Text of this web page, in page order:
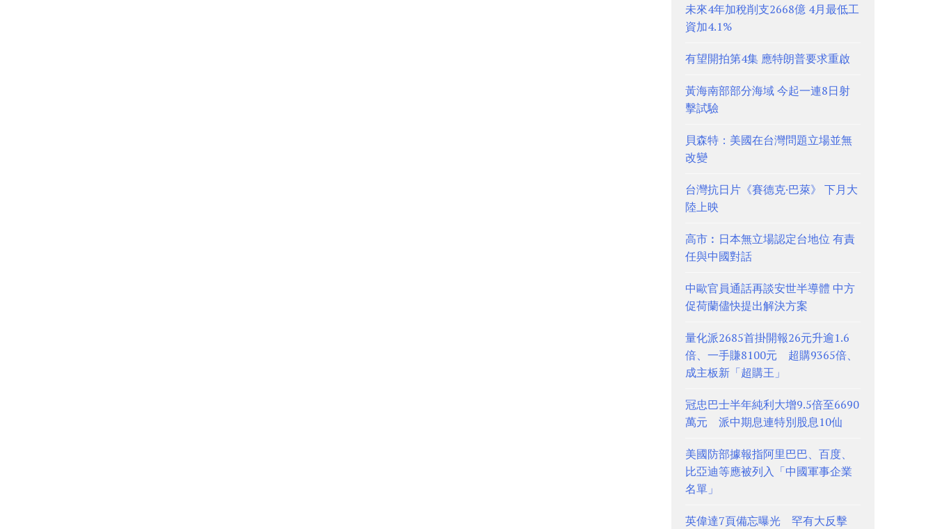
未來4年加稅削支2668億 4月最低工
資加4.1%
有望開拍第4集 應特朗普要求重啟
黃海南部部分海域 今起一連8日射
擊試驗
貝森特：美國在台灣問題立場並無
改變
台灣抗日片《賽德克·巴萊》 下月大
陸上映
高市︰日本無立場認定台地位 有責
任與中國對話
中歐官員通話再談安世半導體 中方
促荷蘭儘快提出解決方案
量化派2685首掛開報26元升逾1.6
倍、一手賺8100元 超購9365倍、
成主板新「超購王」
冠忠巴士半年純利大增9.5倍至6690
萬元 派中期息連特別股息10仙
美國防部據報指阿里巴巴、百度、
比亞迪等應被列入「中國軍事企業
名單」
英偉達7頁備忘曝光 罕有大反擊